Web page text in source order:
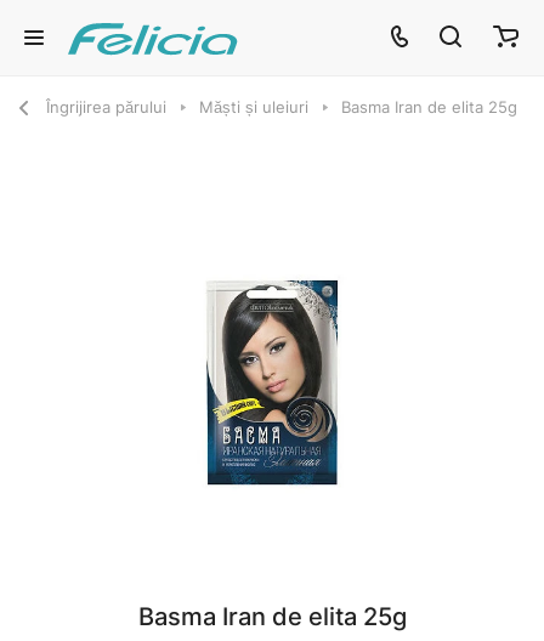
Îngrijirea părului Măști și uleiuri Basma Iran de elita 25g
Basma Iran de elita 25g